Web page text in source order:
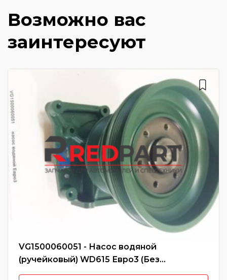
Возможно вас
заинтересуют
VG1500060051 - Насос водяной
(ручейковый) WD615 Евро3 (Без
характеристики)